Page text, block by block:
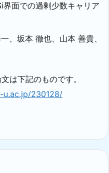
界面での過剰少数キャリア
、坂本 徹也、山本 善貴、
は下記のものです。
u.ac.jp/230128/